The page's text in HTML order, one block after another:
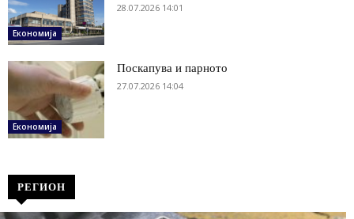
Економија
28.07.2026 14:01
Економија
Поскапува и парното
27.07.2026 14:04
РЕГИОН